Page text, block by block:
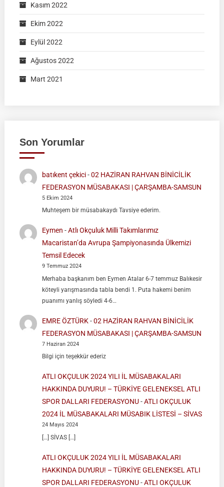
Kasım 2022
Ekim 2022
Eylül 2022
Ağustos 2022
Mart 2021
Son Yorumlar
batıkent çekici-02 HAZİRAN RAHVAN BİNİCİLİK
FEDERASYON MÜSABAKASI | ÇARŞAMBA-SAMSUN
5 Ekim 2024
Muhteşem bir müsabakaydı Tavsiye ederim.
Eymen -Atlı Okçuluk Milli Takımlarımız
Macaristan’da Avrupa Şampiyonasında Ülkemizi
Temsil Edecek
9 Temmuz 2024
Merhaba başkanım ben Eymen Atalar 6-7 temmuz Balıkesir
köteyli yarışmasında tabla bendi 1. Puta hakemi benim
puanımı yanlış söyledi 4-6…
EMRE ÖZTÜRK-02 HAZİRAN RAHVAN BİNİCİLİK
FEDERASYON MÜSABAKASI | ÇARŞAMBA-SAMSUN
7 Haziran 2024
Bilgi için teşekkür ederiz
ATLI OKÇULUK 2024 YILI İL MÜSABAKALARI
HAKKINDA DUYURU! – TÜRKİYE GELENEKSEL ATLI
SPOR DALLARI FEDERASYONU-ATLI OKÇULUK
2024 İL MÜSABAKALARI MÜSABIK LİSTESİ – SİVAS
24 Mayıs 2024
[…] SİVAS […]
ATLI OKÇULUK 2024 YILI İL MÜSABAKALARI
HAKKINDA DUYURU! – TÜRKİYE GELENEKSEL ATLI
SPOR DALLARI FEDERASYONU-ATLI OKÇULUK